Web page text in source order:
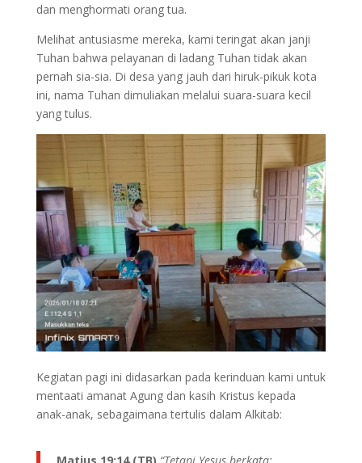
dan menghormati orang tua.
Melihat antusiasme mereka, kami teringat akan janji
Tuhan bahwa pelayanan di ladang Tuhan tidak akan
pernah sia-sia. Di desa yang jauh dari hiruk-pikuk kota
ini, nama Tuhan dimuliakan melalui suara-suara kecil
yang tulus.
Kegiatan pagi ini didasarkan pada kerinduan kami untuk
mentaati amanat Agung dan kasih Kristus kepada
anak-anak, sebagaimana tertulis dalam Alkitab: